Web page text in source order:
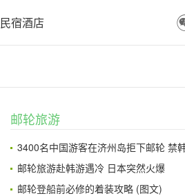
民宿酒店
邮轮旅游
3400名中国游客在济州岛拒下邮轮 禁
邮轮旅游赴韩游遇冷 日本突然火爆
邮轮登船前必修的着装攻略 (图文)